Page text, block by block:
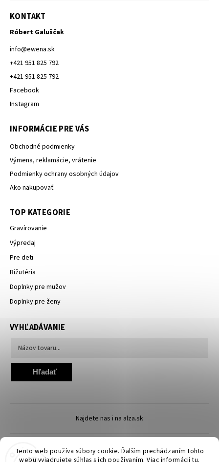
Tento web používa súbory cookie. Ďalším prechádzaním tohto
webu vyjadrujete súhlas s ich používaním. Viac informáciítu.
KONTAKT
Róbert Galuščak
info@ewena.sk
+421 951 825 792
+421 951 825 792
Facebook
Instagram
INFORMÁCIE PRE VÁS
Obchodné podmienky
Výmena, reklamácie, vrátenie
Podmienky ochrany osobných údajov
Ako nakupovať
TOP KATEGORIE
Gravírovanie
Výpredaj
Pre deti
Bižutéria
Doplnky pre mužov
Doplnky pre ženy
VYHĽADÁVANIE
Hľadať
Najdete nas i na alza.sk